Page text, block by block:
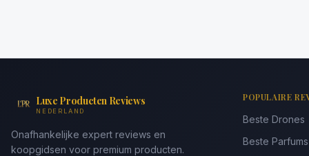
Luxe Producten Reviews
NEDERLAND
Onafhankelijke expert reviews en
koopgidsen voor premium producten.
POPULAIRE
Beste Drones
Beste